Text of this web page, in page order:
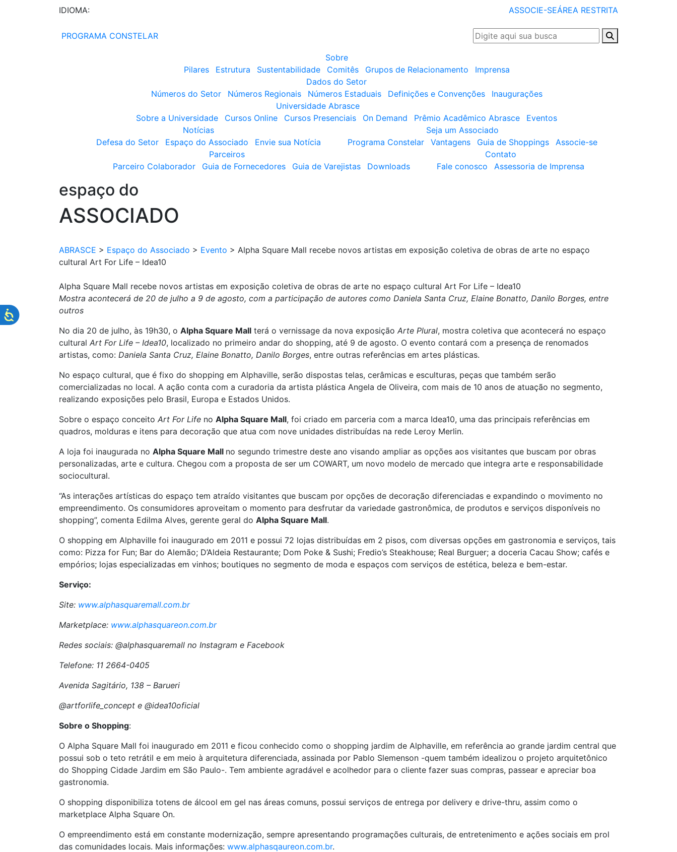
IDIOMA: ASSOCIE-SEÁREA RESTRITA
PROGRAMA CONSTELAR
Sobre
Pilares
Estrutura Sustentabilidade Comitês Grupos de Relacionamento
Imprensa
Dados do Setor
Números do Setor
Números Regionais Números Estaduais Definições e Convenções
Inaugurações
Universidade Abrasce
Sobre a Universidade
Cursos Online Cursos Presenciais On Demand Prêmio Acadêmico Abrasce
Eventos
Notícias
Defesa do Setor
Espaço do Associado Envie sua Notícia
Seja um Associado
Programa Constelar
Vantagens Guia de Shoppings
Associe-se
Parceiros
Parceiro Colaborador
Guia de Fornecedores Guia de Varejistas Downloads
Contato
Fale conosco
Assessoria de Imprensa
espaço do
ASSOCIADO
ABRASCE > Espaço do Associado > Evento > Alpha Square Mall recebe novos artistas em exposição coletiva de obras de arte no espaço
cultural Art For Life – Idea10
Alpha Square Mall recebe novos artistas em exposição coletiva de obras de arte no espaço cultural Art For Life – Idea10
Mostra acontecerá de 20 de julho a 9 de agosto, com a participação de autores como Daniela Santa Cruz, Elaine Bonatto, Danilo Borges, entre
outros
No dia 20 de julho, às 19h30, o Alpha Square Mall terá o vernissage da nova exposição Arte Plural, mostra coletiva que acontecerá no espaço
cultural Art For Life – Idea10, localizado no primeiro andar do shopping, até 9 de agosto. O evento contará com a presença de renomados
artistas, como: Daniela Santa Cruz, Elaine Bonatto, Danilo Borges, entre outras referências em artes plásticas.
No espaço cultural, que é fixo do shopping em Alphaville, serão dispostas telas, cerâmicas e esculturas, peças que também serão
comercializadas no local. A ação conta com a curadoria da artista plástica Angela de Oliveira, com mais de 10 anos de atuação no segmento,
realizando exposições pelo Brasil, Europa e Estados Unidos.
Sobre o espaço conceito Art For Life no Alpha Square Mall, foi criado em parceria com a marca Idea10, uma das principais referências em
quadros, molduras e itens para decoração que atua com nove unidades distribuídas na rede Leroy Merlin.
A loja foi inaugurada no Alpha Square Mall no segundo trimestre deste ano visando ampliar as opções aos visitantes que buscam por obras
personalizadas, arte e cultura. Chegou com a proposta de ser um COWART, um novo modelo de mercado que integra arte e responsabilidade
sociocultural.
“As interações artísticas do espaço tem atraído visitantes que buscam por opções de decoração diferenciadas e expandindo o movimento no
empreendimento. Os consumidores aproveitam o momento para desfrutar da variedade gastronômica, de produtos e serviços disponíveis no
shopping”, comenta Edilma Alves, gerente geral do Alpha Square Mall.
O shopping em Alphaville foi inaugurado em 2011 e possui 72 lojas distribuídas em 2 pisos, com diversas opções em gastronomia e serviços, tais
como: Pizza for Fun; Bar do Alemão; D’Aldeia Restaurante; Dom Poke & Sushi; Fredio’s Steakhouse; Real Burguer; a doceria Cacau Show; cafés e
empórios; lojas especializadas em vinhos; boutiques no segmento de moda e espaços com serviços de estética, beleza e bem-estar.
Serviço:
Site: www.alphasquaremall.com.br
Marketplace: www.alphasquareon.com.br
Redes sociais: @alphasquaremall no Instagram e Facebook
Telefone: 11 2664-0405
Avenida Sagitário, 138 – Barueri
@artforlife_concept e @idea10oficial
Sobre o Shopping:
O Alpha Square Mall foi inaugurado em 2011 e ficou conhecido como o shopping jardim de Alphaville, em referência ao grande jardim central que
possui sob o teto retrátil e em meio à arquitetura diferenciada, assinada por Pablo Slemenson -quem também idealizou o projeto arquitetônico
do Shopping Cidade Jardim em São Paulo-. Tem ambiente agradável e acolhedor para o cliente fazer suas compras, passear e apreciar boa
gastronomia.
O shopping disponibiliza totens de álcool em gel nas áreas comuns, possui serviços de entrega por delivery e drive-thru, assim como o
marketplace Alpha Square On.
O empreendimento está em constante modernização, sempre apresentando programações culturais, de entretenimento e ações sociais em prol
das comunidades locais. Mais informações: www.alphasqaureon.com.br.